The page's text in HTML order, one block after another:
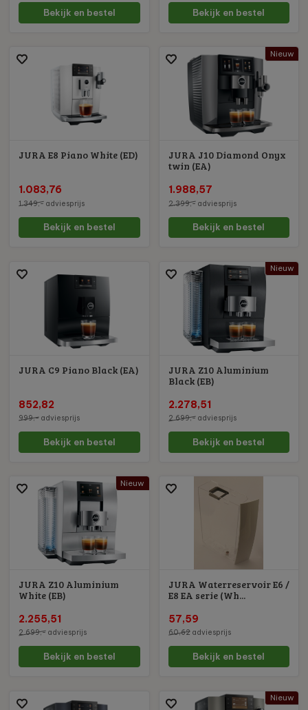
Bekijk en bestel Bekijk en bestel
JURA E8 Piano White (ED)
1.083,76
1.349,- adviesprijs
Bekijk en bestel
Nieuw
JURA J10 Diamond Onyx
twin (EA)
1.988,57
2.399,-adviesprijs
Bekijk en bestel
JURA C9 Piano Black (EA)
852,82
999,- adviesprijs
Bekijk en bestel
Nieuw
JURA Z10 Aluminium
Black (EB)
2.278,51
2.699,-adviesprijs
Bekijk en bestel
Nieuw
JURA Z10 Aluminium
White (EB)
2.255,51
2.699,- adviesprijs
Bekijk en bestel
JURA Waterreservoir E6 /
E8 EA serie (Wh...
57,59
60,62adviesprijs
Bekijk en bestel
Nieuw